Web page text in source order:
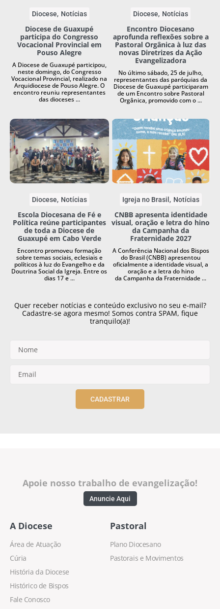
Diocese Notícias
Diocese de Guaxupé
participa do Congresso
Vocacional Provincial em
Pouso Alegre
A Diocese de Guaxupé participou,
neste domingo, do Congresso
Vocacional Provincial, realizado na
Arquidiocese de Pouso Alegre. O
encontro reuniu representantes
das dioceses ...
Diocese Notícias
Encontro Diocesano
aprofunda reflexões sobre a
Pastoral Orgânica à luz das
novas Diretrizes da Ação
Evangelizadora
No último sábado, 25 de julho,
representantes das paróquias da
Diocese de Guaxupé participaram
de um Encontro sobre Pastoral
Orgânica, promovido com o ...
Diocese Notícias
Escola Diocesana de Fé e
Política reúne participantes
de toda a Diocese de
Guaxupé em Cabo Verde
Encontro promoveu formação
sobre temas sociais, eclesiais e
políticos à luz do Evangelho e da
Doutrina Social da Igreja. Entre os
dias 17 e ...
Igreja no Brasil Notícias
CNBB apresenta identidade
visual, oração e letra do hino
da Campanha da
Fraternidade 2027
A Conferência Nacional dos Bispos
do Brasil (CNBB) apresentou
oficialmente a identidade visual, a
oração e a letra do hino
da Campanha da Fraternidade ...
Quer receber notícias e conteúdo exclusivo no seu e-mail?
Cadastre-se agora mesmo! Somos contra SPAM, fique
tranquilo(a)!
CADASTRAR
Apoie nosso trabalho de evangelização!
Anuncie Aqui
A Diocese
Área de Atuação
Cúria
História da Diocese
Histórico de Bispos
Fale Conosco
Pastoral
Plano Diocesano
Pastorais e Movimentos